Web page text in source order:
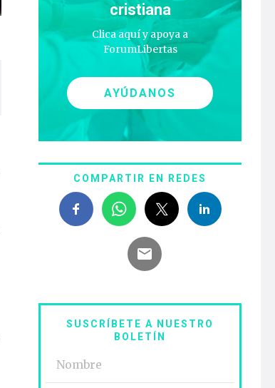
cristiana
Clica aquí y apoya a
ForumLibertas
AYÚDANOS
COMPARTIR EN REDES
SUSCRÍBETE A NUESTRO
BOLETÍN